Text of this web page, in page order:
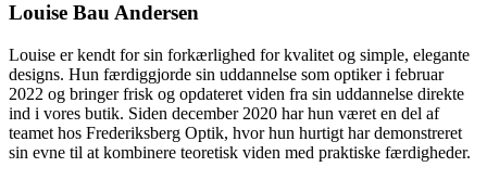
Louise Bau Andersen
Louise er kendt for sin forkærlighed for kvalitet og simple, elegante
designs. Hun færdiggjorde sin uddannelse som optiker i februar
2022 og bringer frisk og opdateret viden fra sin uddannelse direkte
ind i vores butik. Siden december 2020 har hun været en del af
teamet hos Frederiksberg Optik, hvor hun hurtigt har demonstreret
sin evne til at kombinere teoretisk viden med praktiske færdigheder.